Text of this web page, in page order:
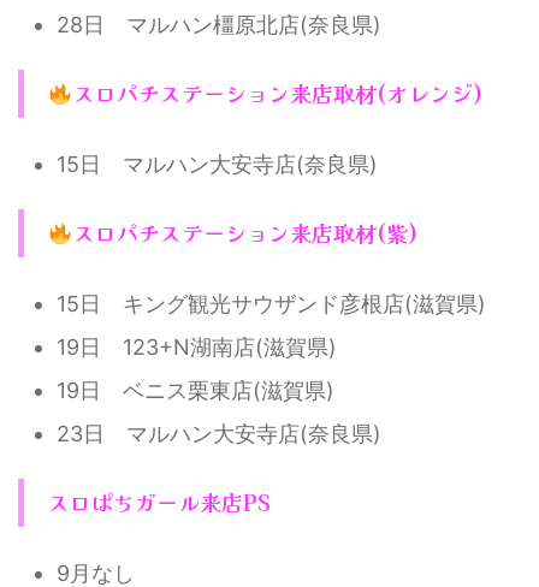
28日 マルハン橿原北店(奈良県)
スロパチステーション来店取材(オレンジ)
15日 マルハン大安寺店(奈良県)
スロパチステーション来店取材(紫)
15日 キング観光サウザンド彦根店(滋賀県)
19日 123+N湖南店(滋賀県)
19日 ベニス栗東店(滋賀県)
23日 マルハン大安寺店(奈良県)
スロぱちガール来店PS
9月なし